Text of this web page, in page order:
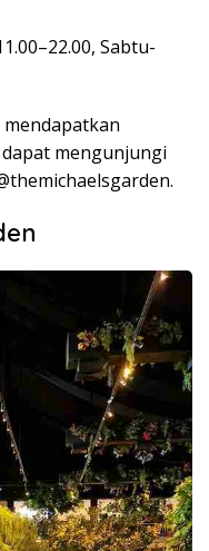
Sabtu-
mengunjungi